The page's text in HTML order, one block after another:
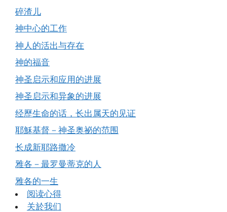
碎渣儿
神中心的工作
神人的活出与存在
神的福音
神圣启示和应用的进展
神圣启示和异象的进展
经歷生命的话，长出属天的见证
耶穌基督－神圣奥祕的范围
长成新耶路撒冷
雅各－最罗曼蒂克的人
雅各的一生
阅读心得
关於我们